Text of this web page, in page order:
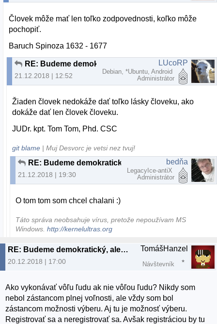
Človek môže mať len toľko zodpovednosti, koľko môže
pochopiť.
Baruch Spinoza 1632 - 1677
21.12.2018 | 12:52
LUcoRP
Debian, *Ubuntu, Android
Administrátor
Žiaden človek nedokáže dať toľko lásky človeku, ako
dokáže dať len človek človeku.
JUDr. kpt. Tom Tom, Phd. CSC
git blame | Muj Desvorc je vetsi nez tvuj!
21.12.2018 | 19:30
bedňa
LegacyIce-antiX
Administrátor
O tom tom som chcel chalani :)
Táto správa neobsahuje vírus, pretože nepoužívam MS
Windows.http://kernelultras.org
RE: Budeme demokratický, alebo to budeme občasne čistiť?
20.12.2018 | 17:00
TomášHanzel
Návštevník
Ako vykonávať vôľu ľudu ak nie vôľou ľudu? Nikdy som
nebol zástancom plnej voľnosti, ale vždy som bol
zástancom možnosti výberu. Aj tu je možnosť výberu.
Registrovať sa a neregistrovať sa. Avšak registráciou by tu